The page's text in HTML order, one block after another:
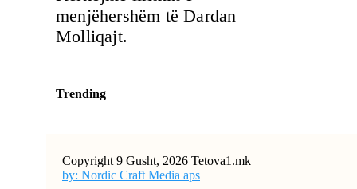
menjëhershëm të Dardan
Molliqajt.
Trending
Copyright 9 Gusht, 2026 Tetova1.mk
by: Nordic Craft Media aps